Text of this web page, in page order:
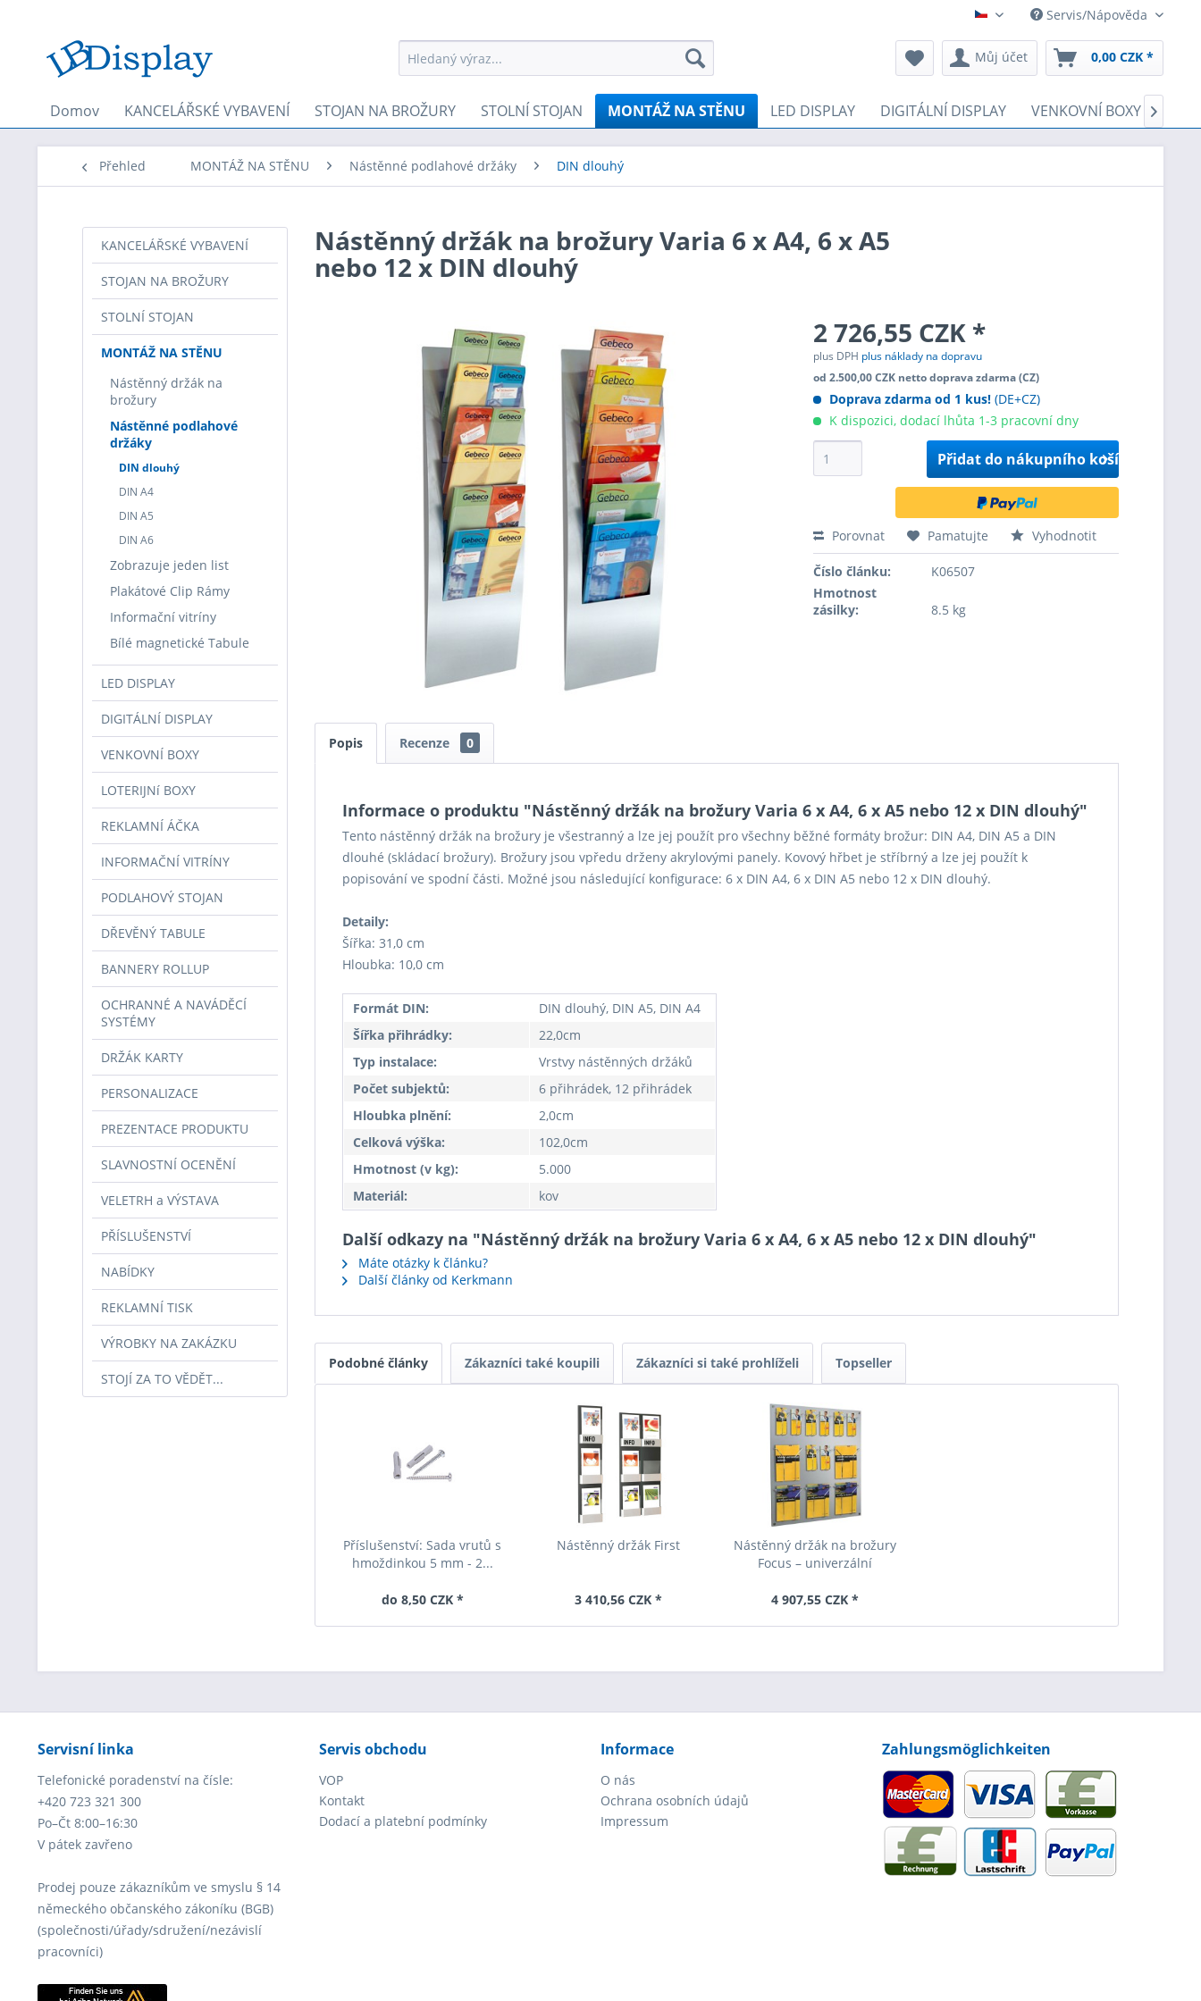
Čeština Servis/Nápověda
Můj účet 0,00 CZK *
Domov KANCELÁŘSKÉ VYBAVENÍ STOJAN NA BROŽURY STOLNÍ STOJAN MONTÁŽ NA STĚNU LED DISPLAY DIGITÁLNÍ DISPLAY VENKOVNÍ BOXY 
Přehled MONTÁŽ NA STĚNU Nástěnné podlahové držáky DIN dlouhý
KANCELÁŘSKÉ VYBAVENÍ
STOJAN NA BROŽURY
STOLNÍ STOJAN
MONTÁŽ NA STĚNU
Nástěnný držák na
brožury
Nástěnné podlahové
držáky
DIN dlouhý
DIN A4
DIN A5
DIN A6
Zobrazuje jeden list
Plakátové Clip Rámy
Informační vitríny
Bílé magnetické Tabule
LED DISPLAY
DIGITÁLNÍ DISPLAY
VENKOVNÍ BOXY
LOTERIJNí BOXY
REKLAMNÍ ÁČKA
INFORMAČNÍ VITRÍNY
PODLAHOVÝ STOJAN
DŘEVĚNÝ TABULE
BANNERY ROLLUP
OCHRANNÉ A NAVÁDĚCÍ
SYSTÉMY
DRŽÁK KARTY
PERSONALIZACE
PREZENTACE PRODUKTU
SLAVNOSTNÍ OCENĚNÍ
VELETRH a VÝSTAVA
PŘÍSLUŠENSTVÍ
NABÍDKY
REKLAMNÍ TISK
VÝROBKY NA ZAKÁZKU
STOJÍ ZA TO VĚDĚT...
Nástěnný držák na brožury Varia 6 x A4, 6 x A5
nebo 12 x DIN dlouhý
2 726,55 CZK *
plus DPH plus náklady na dopravu
od 2.500,00 CZK netto doprava zdarma (CZ)
Doprava zdarma od 1 kus! (DE+CZ)
K dispozici, dodací lhůta 1-3 pracovní dny
Přidat do nákupního košíku
Porovnat Pamatujte Vyhodnotit
Číslo článku:
K06507
Hmotnost
zásilky:
8.5 kg
Popis Recenze 0
Informace o produktu "Nástěnný držák na brožury Varia 6 x A4, 6 x A5 nebo 12 x DIN dlouhý"
Tento nástěnný držák na brožury je všestranný a lze jej použít pro všechny běžné formáty brožur: DIN A4, DIN A5 a DIN
dlouhé (skládací brožury). Brožury jsou vpředu drženy akrylovými panely. Kovový hřbet je stříbrný a lze jej použít k
popisování ve spodní části. Možné jsou následující konfigurace: 6 x DIN A4, 6 x DIN A5 nebo 12 x DIN dlouhý.
Detaily:
Šířka: 31,0 cm
Hloubka: 10,0 cm
Formát DIN:
DIN dlouhý, DIN A5, DIN A4
Šířka přihrádky:
22,0cm
Typ instalace:
Vrstvy nástěnných držáků
Počet subjektů:
6 přihrádek, 12 přihrádek
Hloubka plnění:
2,0cm
Celková výška:
102,0cm
Hmotnost (v kg):
5.000
Materiál:
kov
Další odkazy na "Nástěnný držák na brožury Varia 6 x A4, 6 x A5 nebo 12 x DIN dlouhý"
Máte otázky k článku?
Další články od Kerkmann
Podobné články Zákazníci také koupili Zákazníci si také prohlíželi Topseller
Příslušenství: Sada vrutů s
hmoždinkou 5 mm - 2...
do 8,50 CZK *
Nástěnný držák First
3 410,56 CZK *
Nástěnný držák na brožury
Focus – univerzální
4 907,55 CZK *
Servisní linka
Telefonické poradenství na čísle:
+420 723 321 300
Po–Čt 8:00–16:30
V pátek zavřeno
Prodej pouze zákazníkům ve smyslu § 14
německého občanského zákoníku (BGB)
(společnosti/úřady/sdružení/nezávislí
pracovníci)
Servis obchodu
VOP
Kontakt
Dodací a platební podmínky
Informace
O nás
Ochrana osobních údajů
Impressum
Zahlungsmöglichkeiten